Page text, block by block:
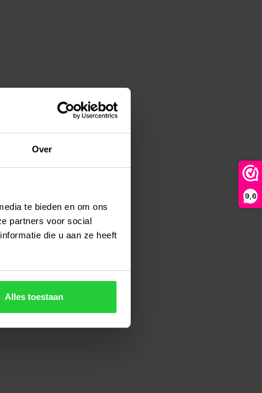
Over
te bieden en om ons
partners voor social
die u aan ze heeft
Alles toestaan
9,6